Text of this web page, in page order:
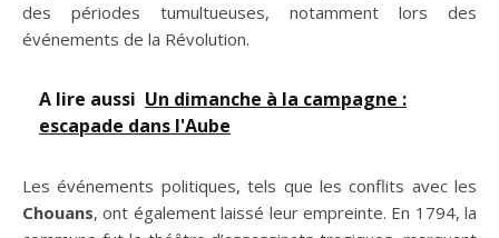
des périodes tumultueuses, notamment lors des
événements de la Révolution.
A lire aussi Un dimanche à la campagne :
escapade dans l'Aube
Les événements politiques, tels que les conflits avec les
Chouans, ont également laissé leur empreinte. En 1794, la